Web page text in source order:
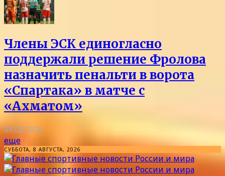
Члены ЭСК единогласно
поддержали решение Фролова
назначить пенальти в ворота
«Спартака» в матче с
«Ахматом»
08.08.2026
еще
СУББОТА, 8 АВГУСТА, 2026